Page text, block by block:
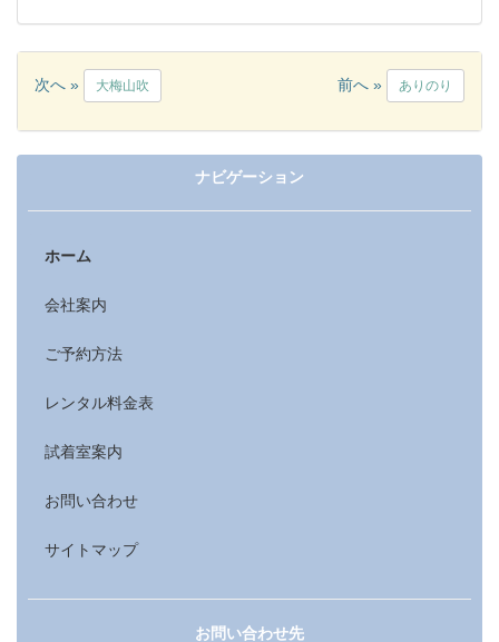
次へ » 大梅山吹 前へ » ありのり
ナビゲーション
ホーム
会社案内
ご予約方法
レンタル料金表
試着室案内
お問い合わせ
サイトマップ
お問い合わせ先